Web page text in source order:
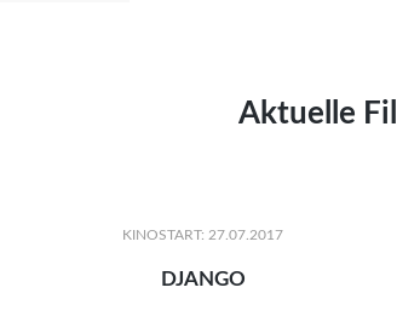
Aktuelle
KINOSTART: 27.07.2017
DJANGO